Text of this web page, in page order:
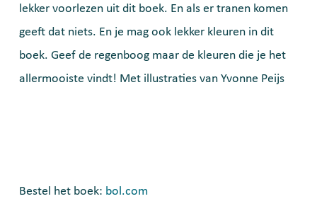
lekker voorlezen uit dit boek. En als er tranen komen
geeft dat niets. En je mag ook lekker kleuren in dit
boek. Geef de regenboog maar de kleuren die je het
allermooiste vindt! Met illustraties van Yvonne Peijs
Bestel het boek: bol.com